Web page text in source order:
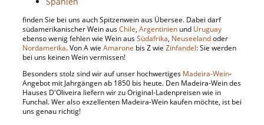
finden Sie bei uns auch Spitzenwein aus Übersee. Dabei darf
südamerikanischer Wein ausChile, Argentinienund Uruguay
ebenso wenig fehlen wie Wein ausSüdafrika, Neuseelandoder
Nordamerika. Von A wie Amarone bis Z wie Zinfandel: Sie werden
bei uns keinen Wein vermissen!
Besonders stolz sind wir auf unser hochwertiges Madeira-Wein-
Angebot mit Jahrgängen ab 1850 bis heute. Den Madeira-Wein des
Hauses D'Oliveira liefern wir zu Original-Ladenpreisen wie in
Funchal. Wer also exzellenten Madeira-Wein kaufen möchte, ist bei
uns genau richtig!